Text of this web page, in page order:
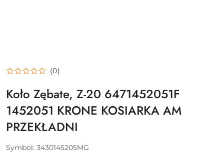
(0)
Koło Zębate, Z-20 6471452051F
1452051 KRONE KOSIARKA AM
PRZEKŁADNI
Symbol: 3430145205MG